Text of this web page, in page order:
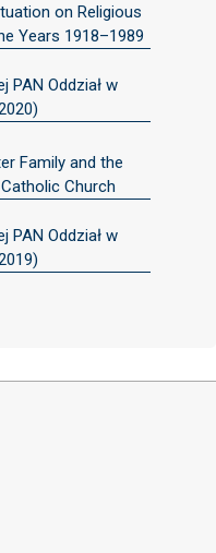
on Religious
Years 1918–1989
PAN Oddział w
Family and the
Church
PAN Oddział w